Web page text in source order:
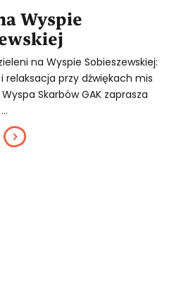
Wyspie
na Wyspie Sobieszewskiej:
relaksacja przy dźwiękach mis
Skarbów GAK zaprasza